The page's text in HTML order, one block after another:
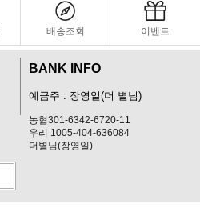
배송조회 이벤트
BANK INFO
예금주 : 장영일(더 별님)
농협301-6342-6720-11
우리 1005-404-636084
더별님(장영일)